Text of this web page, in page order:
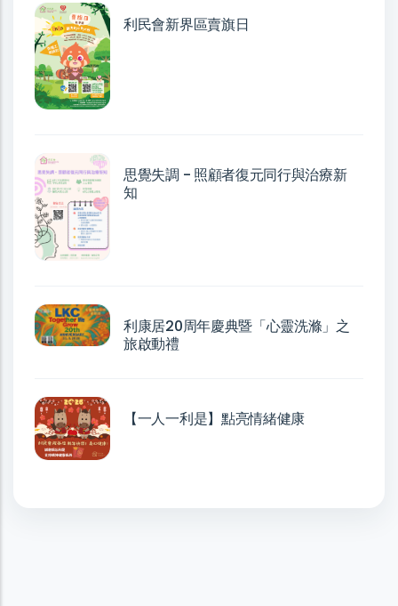
利民會新界區賣旗日
思覺失調 - 照顧者復元同行與治療新
知
利康居20周年慶典暨「心靈洗滌」之
旅啟動禮
【一人一利是】點亮情緒健康